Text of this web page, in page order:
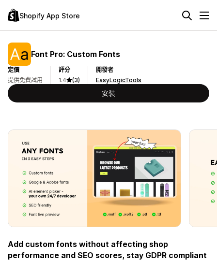
Shopify App Store
Font Pro: Custom Fonts
定價
提供免費試用
評分
1.4
(3)
開發者
EasyLogicTools
安裝
Add custom fonts without affecting shop
performance and SEO scores, stay GDPR compliant